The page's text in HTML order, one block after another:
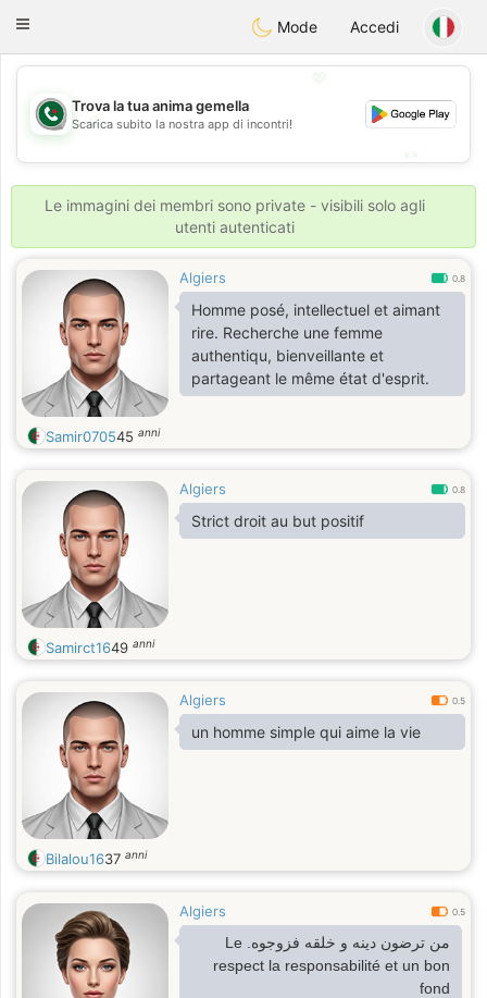
Weshrak
Toggle
Mode Accedi
💖
💕
Trova la tua anima gemella
Scarica subito la nostra app di incontri!
Le immagini dei membri sono private - visibili solo agli
utenti autenticati
Algiers 0.8
Homme posé, intellectuel et aimant
rire. Recherche une femme
authentiqu, bienveillante et
partageant le même état d'esprit.
Samir070545 anni
Algiers 0.8
Strict droit au but positif
Samirct1649 anni
Algiers 0.5
un homme simple qui aime la vie
Bilalou1637 anni
Algiers 0.5
من ترضون دينه و خلقه فزوجوه. Le
respect la responsabilité et un bon
fond